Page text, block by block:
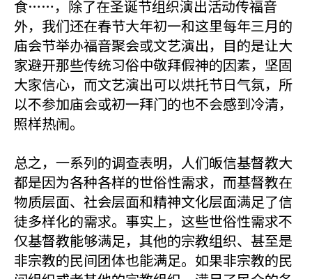
食……，除了在圣诞节组织演出活动传福音
外，我们还在春节大年初一和这里每年三月的
庙会节举办福音聚会或文艺演出，目的是让大
家避开那些传统习俗中敬拜假神的因素，坚固
大家信心，而文艺演出可以烘托节日气氛，所
以不参加庙会或初一拜门的也不会感到冷清，
照样热闹。
总之，一系列的调查表明，人们皈信基督教大
都是因为各种各样的世俗性需求，而基督教在
物质层面、社会层面和精神文化层面满足了信
徒多样化的需求。事实上，这些世俗性需求不
仅基督教能够满足，其他的宗教组织、甚至是
非宗教的民间团体也能满足。如果非宗教的民